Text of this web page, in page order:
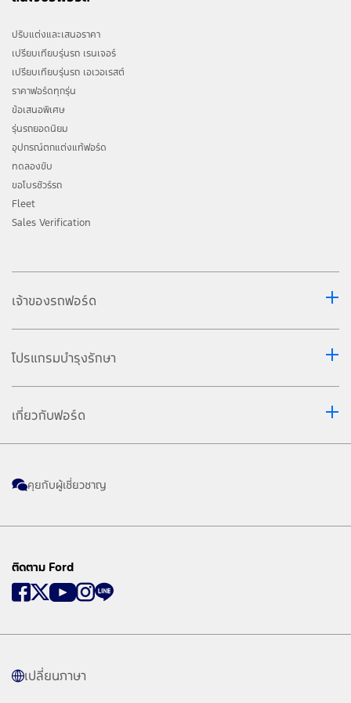
ปรับแต่งและเสนอราคา
เปรียบเทียบรุ่นรถ เรนเจอร์
เปรียบเทียบรุ่นรถ เอเวอเรสต์
ราคาฟอร์ดทุกรุ่น
ข้อเสนอพิเศษ
รุ่นรถยอดนิยม
อุปกรณ์ตกแต่งแท้ฟอร์ด
ทดลองขับ
ขอโบรชัวร์รถ
Fleet
Sales Verification
เจ้าของรถฟอร์ด
โปรแกรมบำรุงรักษา
เกี่ยวกับฟอร์ด
คุยกับผู้เชี่ยวชาญ
ติดตาม Ford
เปลี่ยนภาษา